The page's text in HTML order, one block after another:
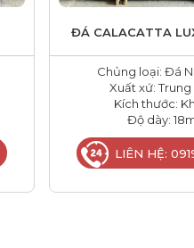
ĐÁ CALACATTA
Chủng loại: Đá
Xuất xứ:
Kích thước:
Độ dày:
LIÊN HỆ: